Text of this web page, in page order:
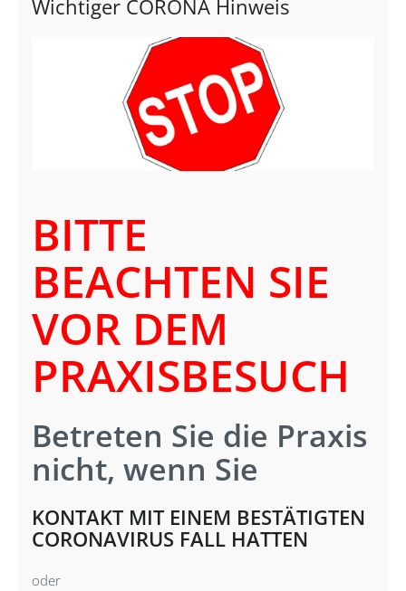
Wichtiger CORONA Hinweis
BITTE
BEACHTEN SIE
VOR DEM
PRAXISBESUCH
Betreten Sie die Praxis
nicht, wenn Sie
KONTAKT MIT EINEM BESTÄTIGTEN
CORONAVIRUS FALL HATTEN
oder